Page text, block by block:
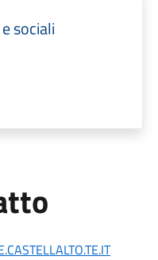
sociali